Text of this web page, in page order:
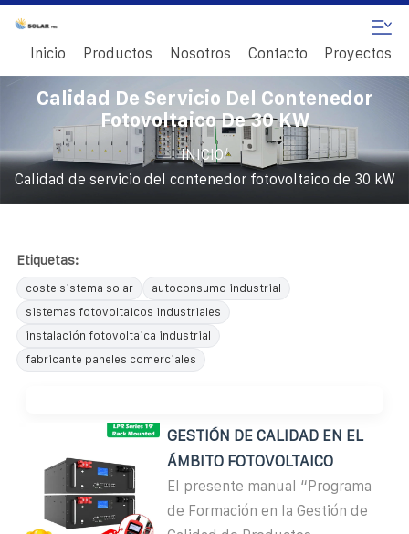
Inicio Productos Nosotros Contacto Proyectos
Calidad De Servicio Del Contenedor
Fotovoltaico De 30 KW
INICIO/
Calidad de servicio del contenedor fotovoltaico de 30 kW
Etiquetas:
coste sistema solar
autoconsumo industrial
sistemas fotovoltaicos industriales
instalación fotovoltaica industrial
fabricante paneles comerciales
GESTIÓN DE CALIDAD EN EL
ÁMBITO FOTOVOLTAICO
El presente manual “Programa
de Formación en la Gestión de